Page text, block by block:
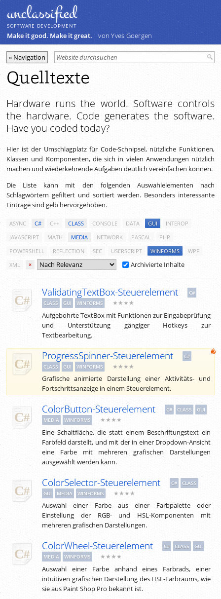
unclassiﬁed
SOFTWARE DEVELOPMENT
Make it good. Make it great. von Yves Goergen
Quelltexte
Hardware runs the world. Software controls
the hardware. Code generates the software.
Have you coded today?
Hier ist der Umschlagplatz für Code-Schnipsel, nützliche Funktionen,
Klassen und Komponenten, die sich in vielen Anwendungen nützlich
machen und wiederkehrende Aufgaben deutlich vereinfachen können.
Die Liste kann mit den folgenden Auswahlelementen nach
Schlagwörtern gefiltert und sortiert werden. Besonders interessante
Einträge sind gelb hervorgehoben.
ASYNC C# C++ CLASS CONSOLE DATA GUI
INTEROP
JAVASCRIPT
MATH MEDIA NETWORK PASCAL
PHP
POWERSHELL
REFLECTION SEC USERSCRIPT WINFORMS
WPF
XML
× Archivierte Inhalte
ValidatingTextBox-Steuerelement
C#
CLASS
GUI WINFORMS ★★★★
Aufgebohrte TextBox mit Funktionen zur Eingabeprüfung
und Unterstützung gängiger Hotkeys zur
Textbearbeitung.
ProgressSpinner-Steuerelement
C#
CLASS
GUI WINFORMS ★★★★
Grafische animierte Darstellung einer Aktivitäts- und
Fortschrittsanzeige in einem Steuerelement.
ColorButton-Steuerelement C# CLASS
GUI
MEDIA
WINFORMS ★★★★
Eine Schaltfläche, die statt einem Beschriftungstext ein
Farbfeld darstellt, und mit der in einer Dropdown-Ansicht
eine Farbe mit mehreren grafischen Darstellungen
ausgewählt werden kann.
ColorSelector-Steuerelement C#
CLASS
GUI
MEDIA WINFORMS ★★★★
Auswahl einer Farbe aus einer Farbpalette oder
Einstellung der RGB- und HSL-Komponenten mit
mehreren grafischen Darstellungen.
ColorWheel-Steuerelement C# CLASS
GUI
MEDIA
WINFORMS ★★★★
Auswahl einer Farbe anhand eines Farbrads, einer
intuitiven grafischen Darstellung des HSL-Farbraums, wie
sie aus Paint Shop Pro bekannt ist.